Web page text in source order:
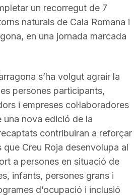
un recorregut de 7
naturals de Cala Romana i
en una jornada marcada
s’ha volgut agrair la
persones participants,
i empreses col·laboradores
una nova edició de la
contribuiran a reforçar
Creu Roja desenvolupa al
a persones en situació de
infants, persones grans i
d’ocupació i inclusió